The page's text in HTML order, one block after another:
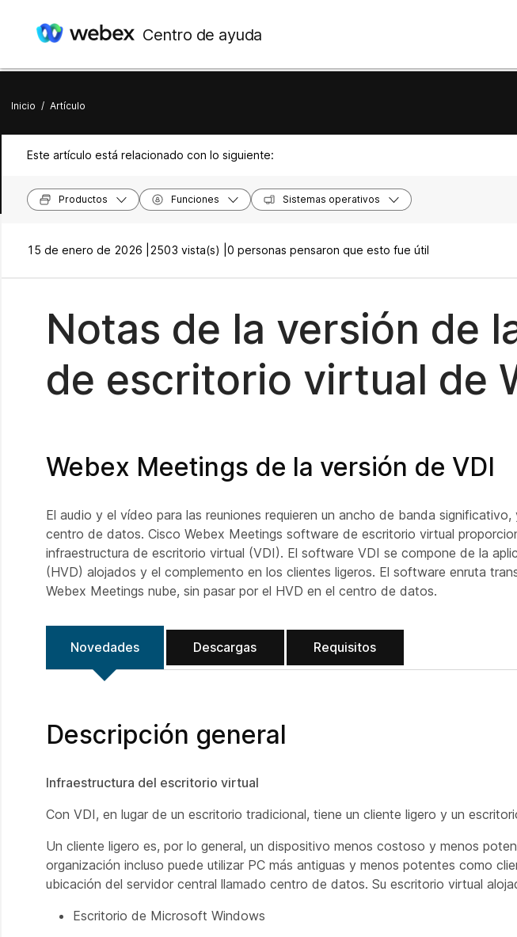
Centro de ayuda
Inicio / Artículo
Este artículo está relacionado con lo siguiente:
Productos Funciones Sistemas operativos
15 de enero de 2026 | 2503 vista(s) | 0 personas pensaron que esto fue útil
Notas de la versión de
de escritorio virtual de
Webex Meetings de la versión de VDI
El audio y el vídeo para las reuniones requieren un ancho de banda
centro de datos. Cisco Webex Meetings software de escritorio virtual
infraestructura de escritorio virtual (VDI). El software VDI se compone de la
(HVD) alojados y el complemento en los clientes ligeros. El software enruta
Webex Meetings nube, sin pasar por el HVD en el centro de datos.
Novedades Descargas Requisitos
Descripción general
Infraestructura del escritorio virtual
Con VDI, en lugar de un escritorio tradicional, tiene un cliente ligero y un
Un cliente ligero es, por lo general, un dispositivo menos costoso y menos
organización incluso puede utilizar PC más antiguas y menos potentes como
ubicación del servidor central llamado centro de datos. Su escritorio virtual
Escritorio de Microsoft Windows